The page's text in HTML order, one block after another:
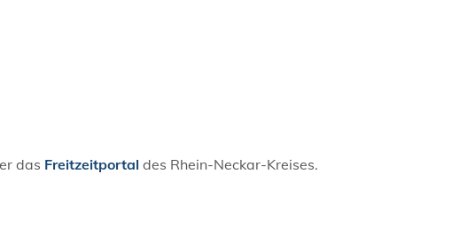
das Freitzeitportal des Rhein-Neckar-Kreises.